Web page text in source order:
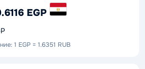
EGP
1 EGP = 1.6351 RUB